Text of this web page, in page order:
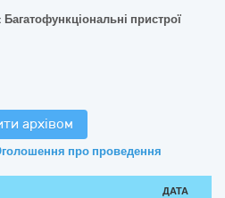
пристрої
архівом
про проведення
ДАТА